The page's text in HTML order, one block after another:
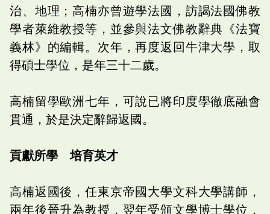
治、地理；高楠亦曾遊學法國，訪謁法國佛教
學者萊維教授等，並參與法文佛教辭典《法寶
義林》的編輯。次年，再度返回牛津大學，取
得碩士學位，是年三十二歲。
高楠留學歐洲七年，可說已將印度學徹底融會
貫通，於是決定辭歸返國。
貢獻所學 培育英才
高楠返國後，任東京帝國大學文科大學講師，
兩年後晉升為教授，翌年受頒文學博士學位，